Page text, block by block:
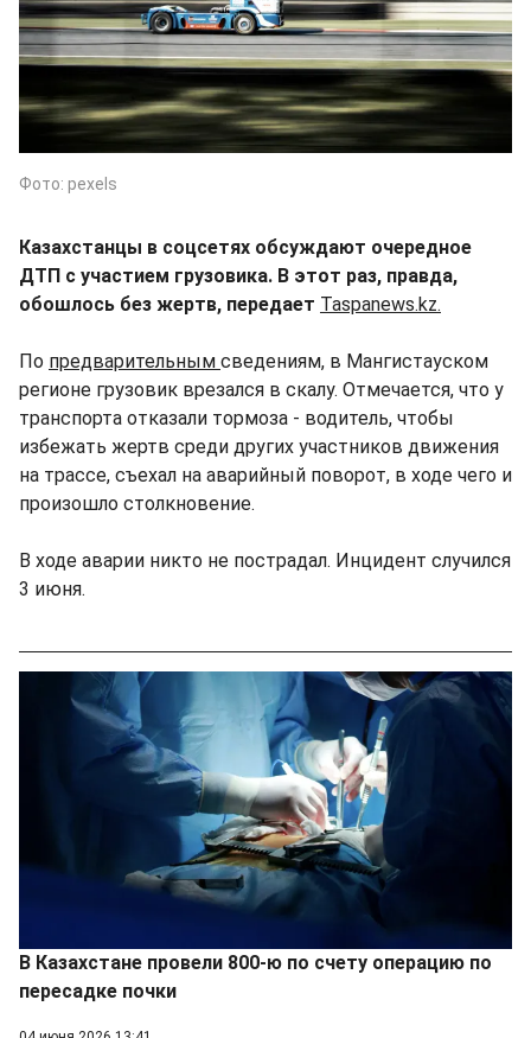
Фото: pexels
Казахстанцы в соцсетях обсуждают очередное
ДТП с участием грузовика. В этот раз, правда,
обошлось без жертв, передает Taspanews.kz.
По предварительным сведениям, в Мангистауском
регионе грузовик врезался в скалу. Отмечается, что у
транспорта отказали тормоза - водитель, чтобы
избежать жертв среди других участников движения
на трассе, съехал на аварийный поворот, в ходе чего и
произошло столкновение.
В ходе аварии никто не пострадал. Инцидент случился
3 июня.
В Казахстане провели 800-ю по счету операцию по
пересадке почки